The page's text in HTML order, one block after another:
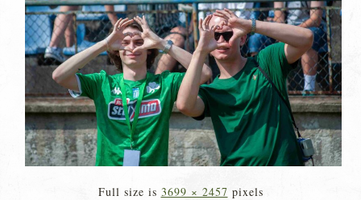
Full size is 3699 × 2457 pixels